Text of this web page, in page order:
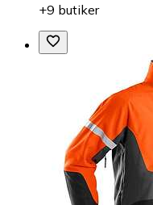
+9 butiker